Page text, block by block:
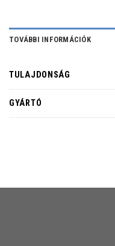
TOVÁBBI INFORMÁCIÓK
TULAJDONSÁG
GYÁRTÓ